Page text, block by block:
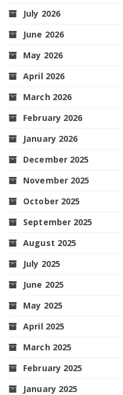
July 2026
June 2026
May 2026
April 2026
March 2026
February 2026
January 2026
December 2025
November 2025
October 2025
September 2025
August 2025
July 2025
June 2025
May 2025
April 2025
March 2025
February 2025
January 2025